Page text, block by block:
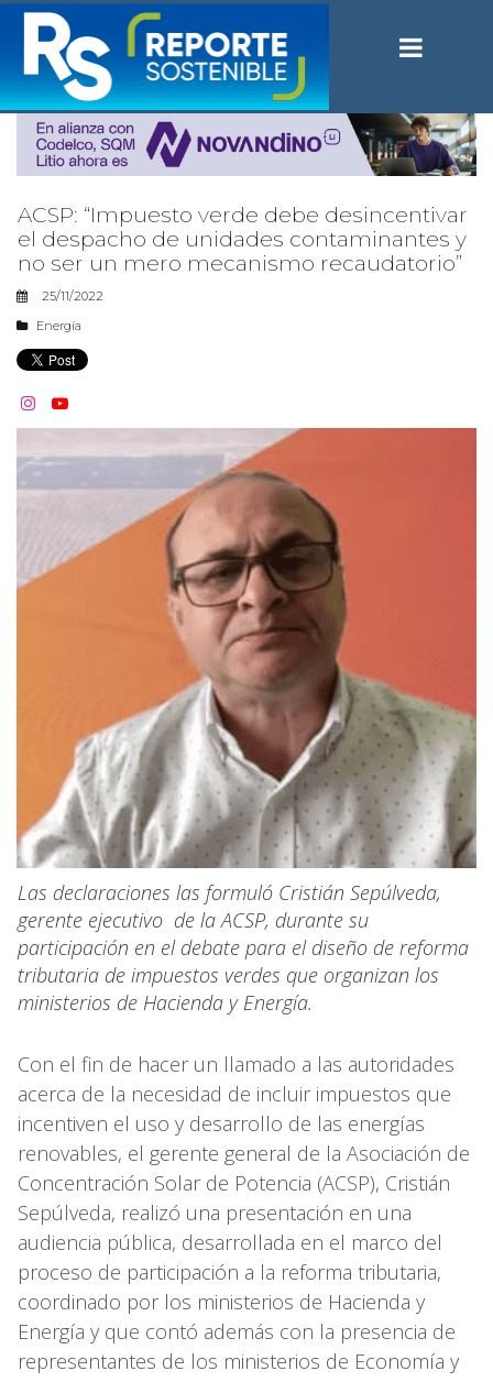
ACSP: “Impuesto verde debe desincentivar
el despacho de unidades contaminantes y
no ser un mero mecanismo recaudatorio”
25/11/2022
Energía
 
Las declaraciones las formuló Cristián Sepúlveda,
gerente ejecutivo de la ACSP, durante su
participación en el debate para el diseño de reforma
tributaria de impuestos verdes que organizan los
ministerios de Hacienda y Energía.
Con el fin de hacer un llamado a las autoridades
acerca de la necesidad de incluir impuestos que
incentiven el uso y desarrollo de las energías
renovables, el gerente general de la Asociación de
Concentración Solar de Potencia (ACSP), Cristián
Sepúlveda, realizó una presentación en una
audiencia pública, desarrollada en el marco del
proceso de participación a la reforma tributaria,
coordinado por los ministerios de Hacienda y
Energía y que contó además con la presencia de
representantes de los ministerios de Economía y